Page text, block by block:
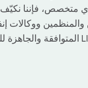
فإننا نكيّف
ووكالات